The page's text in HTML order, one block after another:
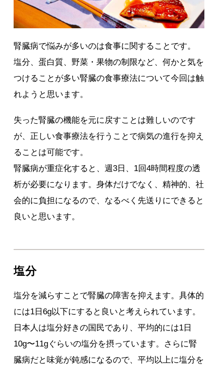
腎臓病で悩みが多いのは食事に関することです。
塩分、蛋白質、野菜・果物の制限など、何かと気を
つけることが多い腎臓の食事療法について今回は触
れようと思います。
失った腎臓の機能を元に戻すことは難しいのです
が、正しい食事療法を行うことで病気の進行を抑え
ることは可能です。
腎臓病が重症化すると、週3日、1回4時間程度の透
析が必要になります。身体だけでなく、精神的、社
会的に負担になるので、なるべく先送りにできると
良いと思います。
塩分
塩分を減らすことで腎臓の障害を抑えます。具体的
には1日6g以下にすると良いと考えられています。
日本人は塩分好きの国民であり、平均的には1日
10g〜11gぐらいの塩分を摂っています。さらに腎
臓病だと味覚が鈍感になるので、平均以上に塩分を